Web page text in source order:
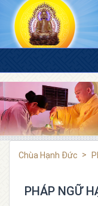
Chùa Hạnh Đức
PHÁP NGỮ